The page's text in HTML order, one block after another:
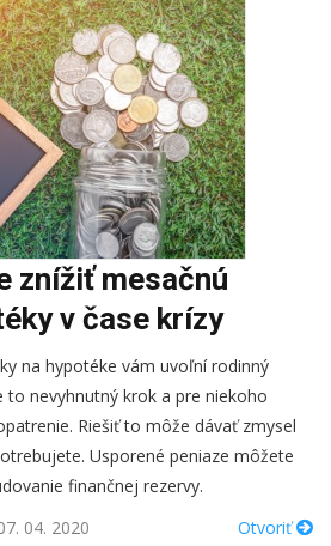
znížiť mesačnú
v čase krízy
na hypotéke vám uvoľní rodinný
nevyhnutný krok a pre niekoho
Riešiť to môže dávať zmysel
Usporené peniaze môžete
finančnej rezervy.
04. 2020 Otvoriť